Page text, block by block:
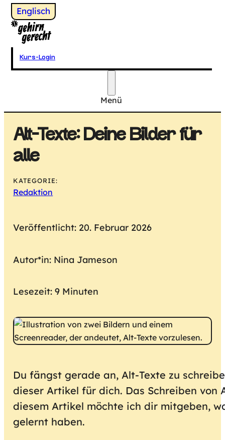
Wechsel zu
Englisch
Gehirngerecht Digital
Kurs-Login
Menü
Hauptmenü
Alt-Texte: Deine Bilder für
alle
KATEGORIE:
Redaktion
Veröffentlicht: 20. Februar 2026
Autor*in: Nina Jameson
Lesezeit: 9 Minuten
Du fängst gerade an, Alt-Texte zu
dieser Artikel für dich. Das Schreiben
diesem Artikel möchte ich dir mitgeben,
gelernt haben.